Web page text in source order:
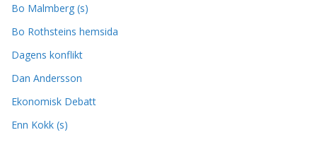
Bo Malmberg (s)
Bo Rothsteins hemsida
Dagens konflikt
Dan Andersson
Ekonomisk Debatt
Enn Kokk (s)